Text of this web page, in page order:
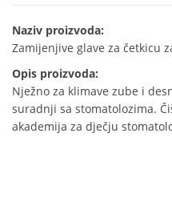
Naziv proizvoda:
Zamijenjive glave za četkicu
Opis proizvoda:
Nježno za klimave zube i
suradnji sa stomatolozima.
akademija za dječju